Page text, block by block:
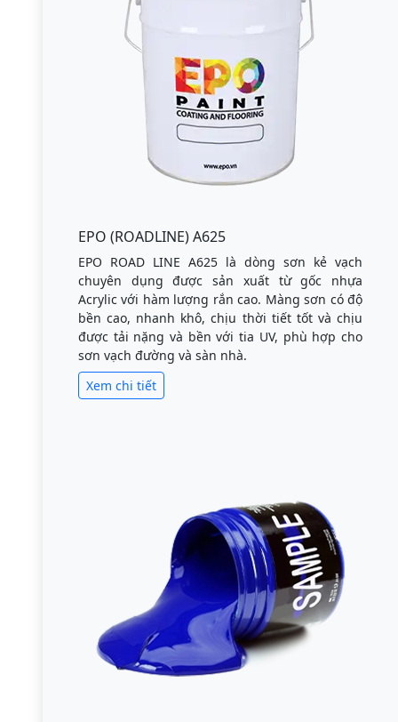
EPO (ROADLINE) A625
EPO ROAD LINE A625 là dòng sơn kẻ vạch
chuyên dụng được sản xuất từ gốc nhựa
Acrylic với hàm lượng rắn cao. Màng sơn có độ
bền cao, nhanh khô, chịu thời tiết tốt và chịu
được tải nặng và bền với tia UV, phù hợp cho
sơn vạch đường và sàn nhà.
Xem chi tiết